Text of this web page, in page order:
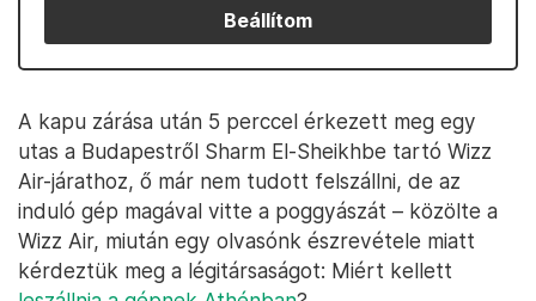
Beállítom
A kapu zárása után 5 perccel érkezett meg egy
utas a Budapestről Sharm El-Sheikhbe tartó Wizz
Air-járathoz, ő már nem tudott felszállni, de az
induló gép magával vitte a poggyászát – közölte a
Wizz Air, miután egy olvasónk észrevétele miatt
kérdeztük meg a légitársaságot: Miért kellett